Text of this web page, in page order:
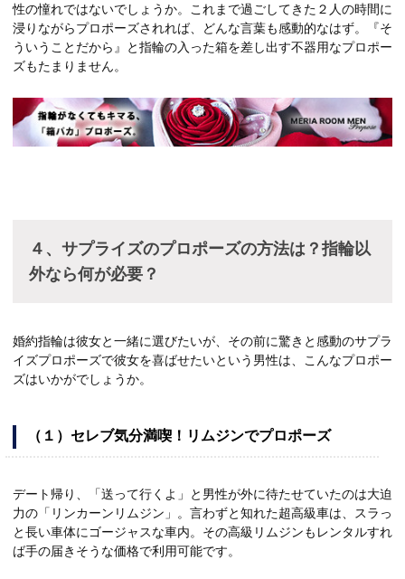
性の憧れではないでしょうか。これまで過ごしてきた２人の時間に
浸りながらプロポーズされれば、どんな言葉も感動的なはず。『そ
ういうことだから』と指輪の入った箱を差し出す不器用なプロポー
ズもたまりません。
４、サプライズのプロポーズの方法は？ 指輪以
外なら何が必要？
婚約指輪は彼女と一緒に選びたいが、その前に驚きと感動のサプラ
イズプロポーズで彼女を喜ばせたいという男性は、こんなプロポー
ズはいかがでしょうか。
（１）セレブ気分満喫！リムジンでプロポーズ
デート帰り、「送って行くよ」と男性が外に待たせていたのは大迫
力の「リンカーンリムジン」。言わずと知れた超高級車は、スラっ
と長い車体にゴージャスな車内。その高級リムジンもレンタルすれ
ば手の届きそうな価格で利用可能です。